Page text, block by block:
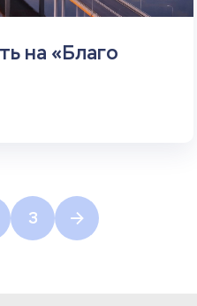
на «Благо
3